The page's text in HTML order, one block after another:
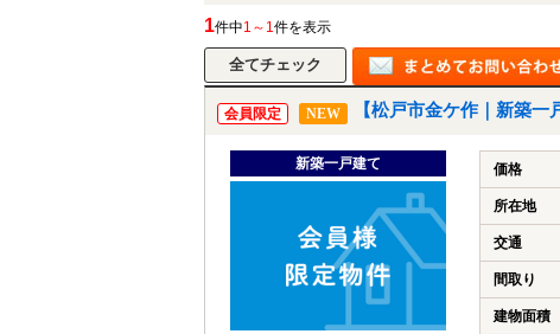
1件中1～1件を表示
会員限定 NEW 【松戸市金ケ作｜新築
新築一戸建て 価格
所在地
交通
間取り
建物面積